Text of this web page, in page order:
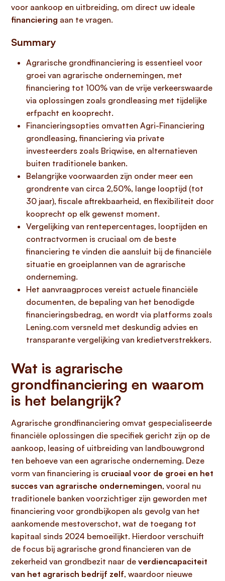
voor aankoop en uitbreiding, om direct uw ideale
financiering aan te vragen.
Summary
Agrarische grondfinanciering is essentieel voor
groei van agrarische ondernemingen, met
financiering tot 100% van de vrije verkeerswaarde
via oplossingen zoals grondleasing met tijdelijke
erfpacht en kooprecht.
Financieringsopties omvatten Agri-Financiering
grondleasing, financiering via private
investeerders zoals Briqwise, en alternatieven
buiten traditionele banken.
Belangrijke voorwaarden zijn onder meer een
grondrente van circa 2,50%, lange looptijd (tot
30 jaar), fiscale aftrekbaarheid, en flexibiliteit door
kooprecht op elk gewenst moment.
Vergelijking van rentepercentages, looptijden en
contractvormen is cruciaal om de beste
financiering te vinden die aansluit bij de financiële
situatie en groeiplannen van de agrarische
onderneming.
Het aanvraagproces vereist actuele financiële
documenten, de bepaling van het benodigde
financieringsbedrag, en wordt via platforms zoals
Lening.com versneld met deskundig advies en
transparante vergelijking van kredietverstrekkers.
Wat is agrarische
grondfinanciering en waarom
is het belangrijk?
Agrarische grondfinanciering omvat gespecialiseerde
financiële oplossingen die specifiek gericht zijn op de
aankoop, leasing of uitbreiding van landbouwgrond
ten behoeve van een agrarische onderneming. Deze
vorm van financiering is cruciaal voor de groei en het
succes van agrarische ondernemingen, vooral nu
traditionele banken voorzichtiger zijn geworden met
financiering voor grondbijkopen als gevolg van het
aankomende mestoverschot, wat de toegang tot
kapitaal sinds 2024 bemoeilijkt. Hierdoor verschuift
de focus bij agrarische grond financieren van de
zekerheid van grondbezit naar de verdiencapaciteit
van het agrarisch bedrijf zelf, waardoor nieuwe